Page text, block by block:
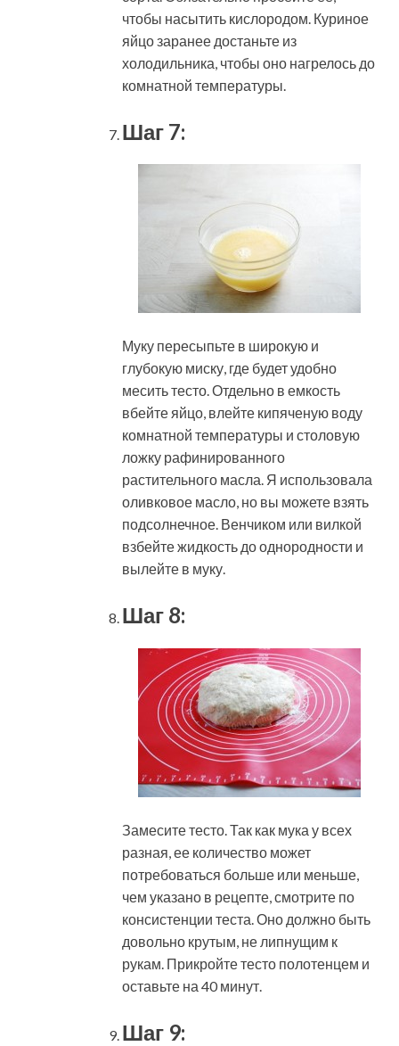
чтобы насытить кислородом. Куриное
яйцо заранее достаньте из
холодильника, чтобы оно нагрелось до
комнатной температуры.
Шаг 7:
Муку пересыпьте в широкую и
глубокую миску, где будет удобно
месить тесто. Отдельно в емкость
вбейте яйцо, влейте кипяченую воду
комнатной температуры и столовую
ложку рафинированного
растительного масла. Я использовала
оливковое масло, но вы можете взять
подсолнечное. Венчиком или вилкой
взбейте жидкость до однородности и
вылейте в муку.
Шаг 8:
Замесите тесто. Так как мука у всех
разная, ее количество может
потребоваться больше или меньше,
чем указано в рецепте, смотрите по
консистенции теста. Оно должно быть
довольно крутым, не липнущим к
рукам. Прикройте тесто полотенцем и
оставьте на 40 минут.
Шаг 9: